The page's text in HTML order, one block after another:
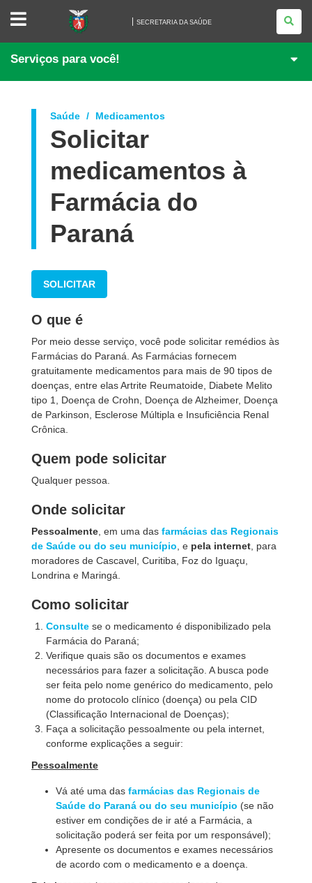
SECRETARIA
SECRETARIA DA SAÚDE
Serviços para você!
Saúde Medicamentos
Solicitar
medicamentos à
Farmácia do
Paraná
SOLICITAR
O que é
Por meio desse serviço, você pode solicitar remédios às
Farmácias do Paraná. As Farmácias fornecem
gratuitamente medicamentos para mais de 90 tipos de
doenças, entre elas Artrite Reumatoide, Diabete Melito
tipo 1, Doença de Crohn, Doença de Alzheimer, Doença
de Parkinson, Esclerose Múltipla e Insuficiência Renal
Crônica.
Quem pode solicitar
Qualquer pessoa.
Onde solicitar
Pessoalmente , em uma das farmácias das Regionais
de Saúde ou do seu município , e pela internet , para
moradores de Cascavel, Curitiba, Foz do Iguaçu,
Londrina e Maringá.
Como solicitar
Consulte se o medicamento é disponibilizado pela
Farmácia do Paraná;
Verifique quais são os documentos e exames
necessários para fazer a solicitação. A busca pode
ser feita pelo nome genérico do medicamento, pelo
nome do protocolo clínico (doença) ou pela CID
(Classificação Internacional de Doenças);
Faça a solicitação pessoalmente ou pela internet,
conforme explicações a seguir:
Pessoalmente
Vá até uma das farmácias das Regionais de
Saúde do Paraná ou do seu município (se não
estiver em condições de ir até a Farmácia, a
solicitação poderá ser feita por um responsável);
Apresente os documentos e exames necessários
de acordo com o medicamento e a doença.